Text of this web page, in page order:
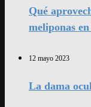
Qué
meliponas en
12 mayo 2023
La dama